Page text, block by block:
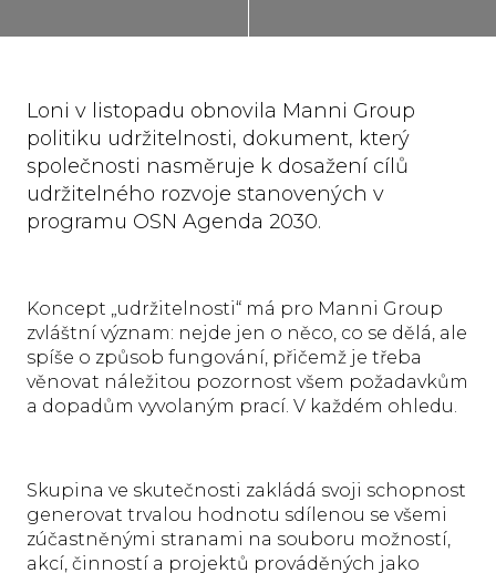
Loni v listopadu obnovila Manni Group
politiku udržitelnosti, dokument, který
společnosti nasměruje k dosažení cílů
udržitelného rozvoje stanovených v
programu OSN Agenda 2030.
Koncept „udržitelnosti“ má pro Manni Group
zvláštní význam: nejde jen o něco, co se dělá, ale
spíše o způsob fungování, přičemž je třeba
věnovat náležitou pozornost všem požadavkům
a dopadům vyvolaným prací. V každém ohledu.
Skupina ve skutečnosti zakládá svoji schopnost
generovat trvalou hodnotu sdílenou se všemi
zúčastněnými stranami na souboru možností,
akcí, činností a projektů prováděných jako